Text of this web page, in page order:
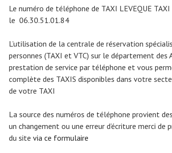
Le numéro de téléphone de TAXI LEVEQUE
le 06.30.51.01.84
L’utilisation de la centrale de réservation
personnes (TAXI et VTC) sur le département des
prestation de service par téléphone et vous
complète des TAXIS disponibles dans votre
de votre TAXI
La source des numéros de téléphone provient des
un changement ou une erreur d’écriture merci de
du site via ce formulaire